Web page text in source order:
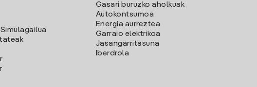
Gasari buruzko aholkuak
Autokontsumoa
Energia aurreztea
Garraio elektrikoa
Jasangarritasuna
Iberdrola